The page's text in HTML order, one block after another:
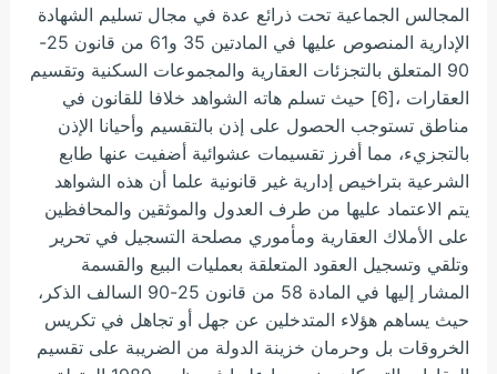
المجالس الجماعية تحت ذرائع عدة في مجال تسليم الشهادة
الإدارية المنصوص عليها في المادتين 35 و61 من قانون 25-
90 المتعلق بالتجزئات العقارية والمجموعات السكنية وتقسيم
العقارات ،[6] حيث تسلم هاته الشواهد خلافا للقانون في
مناطق تستوجب الحصول على إذن بالتقسيم وأحيانا الإذن
بالتجزيء، مما أفرز تقسيمات عشوائية أضفيت عنها طابع
الشرعية بتراخيص إدارية غير قانونية علما أن هذه الشواهد
يتم الاعتماد عليها من طرف العدول والموثقين والمحافظين
على الأملاك العقارية ومأموري مصلحة التسجيل في تحرير
وتلقي وتسجيل العقود المتعلقة بعمليات البيع والقسمة
المشار إليها في المادة 58 من قانون 25-90 السالف الذكر،
حيث يساهم هؤلاء المتدخلين عن جهل أو تجاهل في تكريس
الخروقات بل وحرمان خزينة الدولة من الضريبة على تقسيم